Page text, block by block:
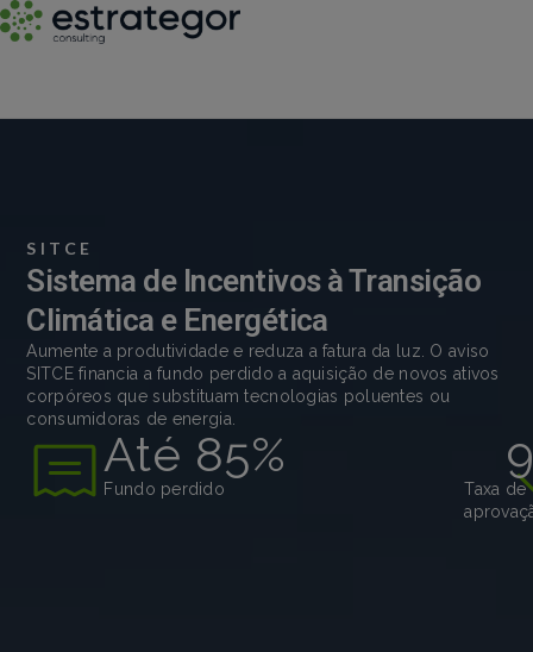
SITCE
Sistema de Incentivos à Transição
Climática e Energética
Aumente a produtividade e reduza a fatura da luz. O aviso
SITCE financia a fundo perdido a aquisição de novos ativos
corpóreos que substituam tecnologias poluentes ou
consumidoras de energia.
Fundo perdido
Até 85%
Taxa de